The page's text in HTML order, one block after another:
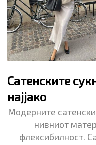
Сатенските
најјако
Модерните
нивниот
флексибилност.